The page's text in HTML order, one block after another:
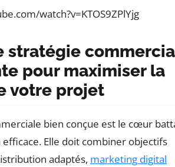
watch?v=KTOS9ZPlYjg
stratégie
pour maximiser la
votre projet
bien conçue est le cœur
efficace. Elle doit combiner objectifs
adaptés, marketing digital